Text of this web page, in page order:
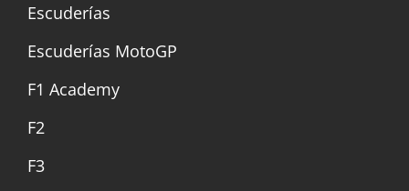
Escuderías
Escuderías MotoGP
F1 Academy
F2
F3